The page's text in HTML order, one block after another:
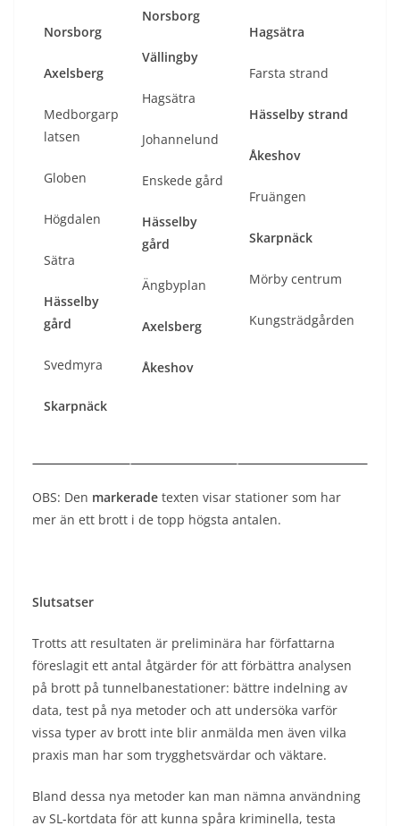
Norsborg
Axelsberg
Medborgarp
latsen
Globen
Högdalen
Sätra
Hässelby
gård
Svedmyra
Skarpnäck
Norsborg
Vällingby
Hagsätra
Johannelund
Enskede gård
Hässelby
gård
Ängbyplan
Axelsberg
Åkeshov
Hagsätra
Farsta strand
Hässelby strand
Åkeshov
Fruängen
Skarpnäck
Mörby centrum
Kungsträdgården
OBS: Den markerade texten visar stationer som har
mer än ett brott i de topp högsta antalen.
Slutsatser
Trotts att resultaten är preliminära har författarna
föreslagit ett antal åtgärder för att förbättra analysen
på brott på tunnelbanestationer: bättre indelning av
data, test på nya metoder och att undersöka varför
vissa typer av brott inte blir anmälda men även vilka
praxis man har som trygghetsvärdar och väktare.
Bland dessa nya metoder kan man nämna användning
av SL-kortdata för att kunna spåra kriminella, testa